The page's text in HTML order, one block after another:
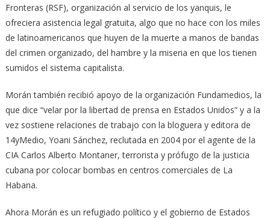
Fronteras (RSF), organización al servicio de los yanquis, le
ofreciera asistencia legal gratuita, algo que no hace con los miles
de latinoamericanos que huyen de la muerte a manos de bandas
del crimen organizado, del hambre y la miseria en que los tienen
sumidos el sistema capitalista.
Morán también recibió apoyo de la organización Fundamedios, la
que dice “velar por la libertad de prensa en Estados Unidos” y a la
vez sostiene relaciones de trabajo con la bloguera y editora de
14yMedio, Yoani Sánchez, reclutada en 2004 por el agente de la
CIA Carlos Alberto Montaner, terrorista y prófugo de la justicia
cubana por colocar bombas en centros comerciales de La
Habana.
Ahora Morán es un refugiado político y el gobierno de Estados